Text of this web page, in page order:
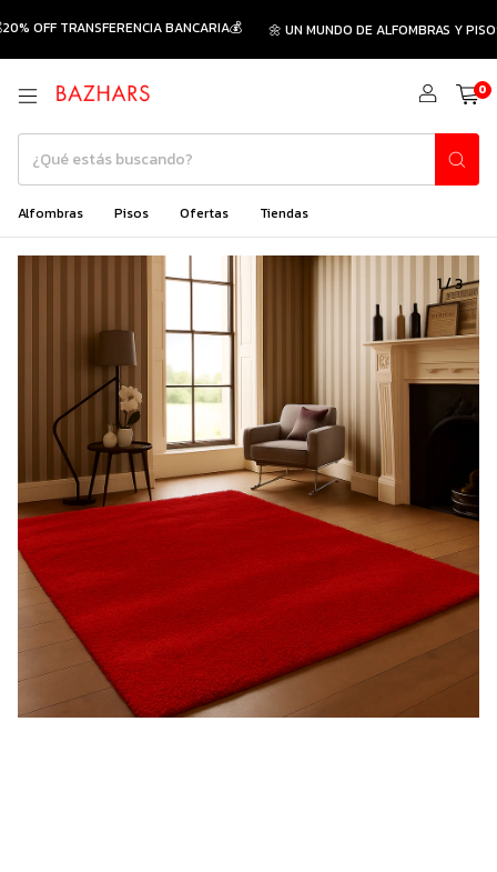
OFF TRANSFERENCIA BANCARIA💰 🌼 UN MUNDO DE ALFOMBRAS Y PISOS
0
Alfombras Pisos Ofertas Tiendas
1/3